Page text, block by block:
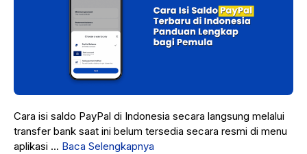
Cara isi saldo PayPal di Indonesia secara langsung melalui
transfer bank saat ini belum tersedia secara resmi di menu
aplikasi ... Baca Selengkapnya